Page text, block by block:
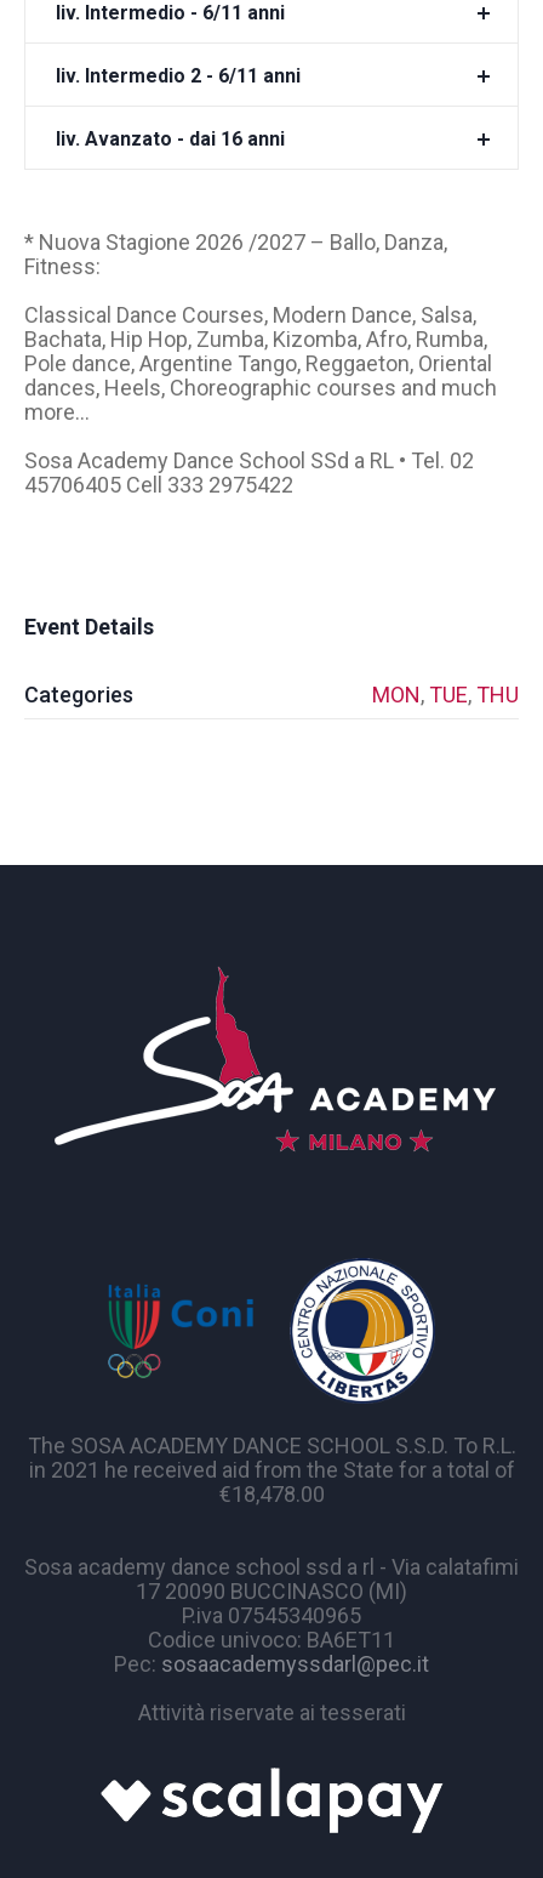
liv. Intermedio - 6/11 anni
liv. Intermedio 2 - 6/11 anni
liv. Avanzato - dai 16 anni
* Nuova Stagione 2026 /2027 – Ballo, Danza,
Fitness:
Classical Dance Courses, Modern Dance, Salsa,
Bachata, Hip Hop, Zumba, Kizomba, Afro, Rumba,
Pole dance, Argentine Tango, Reggaeton, Oriental
dances, Heels, Choreographic courses and much
more...
Sosa Academy Dance School SSd a RL • Tel. 02
45706405 Cell 333 2975422
Event Details
Categories MON,TUE,THU
The SOSA ACADEMY DANCE SCHOOL S.S.D. To R.L.
in 2021 he received aid from the State for a total of
€18,478.00
Sosa academy dance school ssd a rl - Via calatafimi
17 20090 BUCCINASCO (MI)
P.iva 07545340965
Codice univoco: BA6ET11
Pec: sosaacademyssdarl@pec.it
Attività riservate ai tesserati